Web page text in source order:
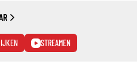
STREAMEN